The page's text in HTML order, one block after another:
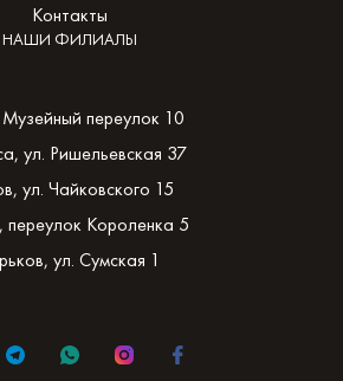
Контакты
НАШИ ФИЛИАЛЫ
переулок 10
ул. Ришельевская 37
ул. Чайковского 15
переулок Короленка 5
ул. Сумская 1